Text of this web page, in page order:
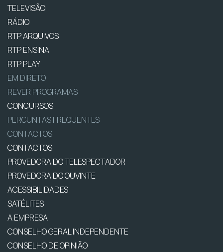
TELEVISÃO
RÁDIO
RTP ARQUIVOS
RTP ENSINA
RTP PLAY
EM DIRETO
REVER PROGRAMAS
CONCURSOS
PERGUNTAS FREQUENTES
CONTACTOS
CONTACTOS
PROVEDORA DO TELESPECTADOR
PROVEDORA DO OUVINTE
ACESSIBILIDADES
SATÉLITES
A EMPRESA
CONSELHO GERAL INDEPENDENTE
CONSELHO DE OPINIÃO